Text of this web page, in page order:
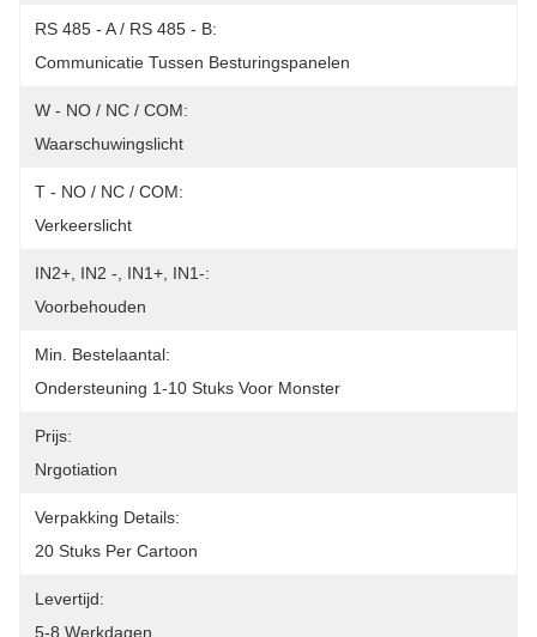
RS 485 - A / RS 485 - B:
Communicatie Tussen Besturingspanelen
W - NO / NC / COM:
Waarschuwingslicht
T - NO / NC / COM:
Verkeerslicht
IN2+, IN2 -, IN1+, IN1-:
Voorbehouden
Min. Bestelaantal:
Ondersteuning 1-10 Stuks Voor Monster
Prijs:
Nrgotiation
Verpakking Details:
20 Stuks Per Cartoon
Levertijd:
5-8 Werkdagen